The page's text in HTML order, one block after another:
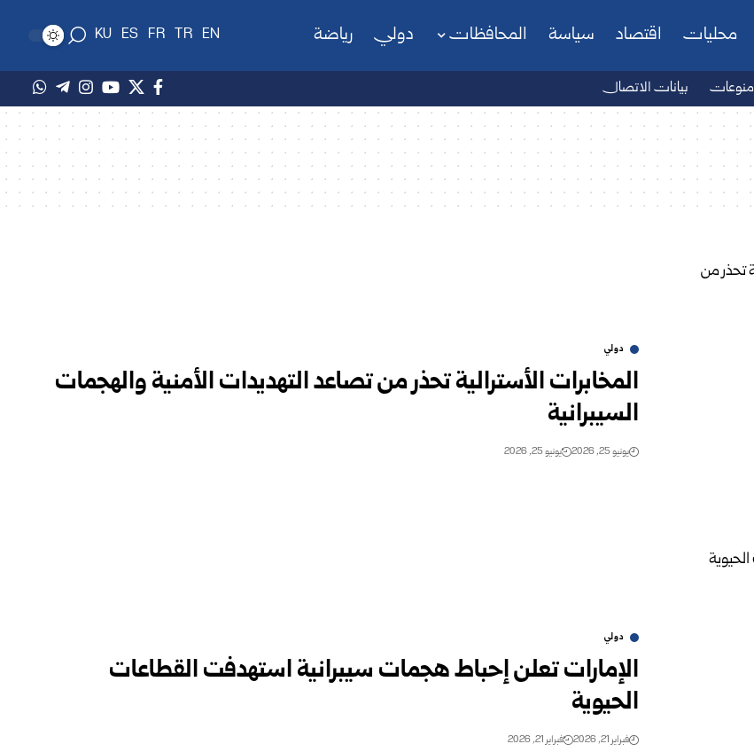
محليات اقتصاد سياسة المحافظات دولي رياضة EN
TR
FR
ES
KU
منوعات بيانات الاتصال
دولي
المخابرات الأسترالية تحذر من تصاعد التهديدات الأمنية والهجمات
السيبرانية
يونيو 25, 2026 يونيو 25, 2026
دولي
الإمارات تعلن إحباط هجمات سيبرانية استهدفت القطاعات
الحيوية
فبراير 21, 2026 فبراير 21, 2026